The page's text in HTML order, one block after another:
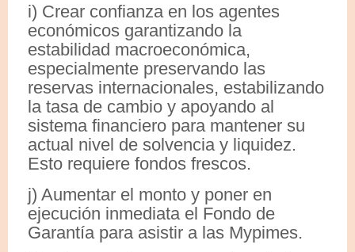
i) Crear confianza en los agentes
económicos garantizando la
estabilidad macroeconómica,
especialmente preservando las
reservas internacionales, estabilizando
la tasa de cambio y apoyando al
sistema financiero para mantener su
actual nivel de solvencia y liquidez.
Esto requiere fondos frescos.
j) Aumentar el monto y poner en
ejecución inmediata el Fondo de
Garantía para asistir a las Mypimes.